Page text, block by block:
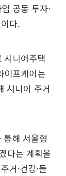
공동 투자·
다.
시니어주택
이프케어는
시니어 주거
해 서울형
다는 계획을
거·건강·돌